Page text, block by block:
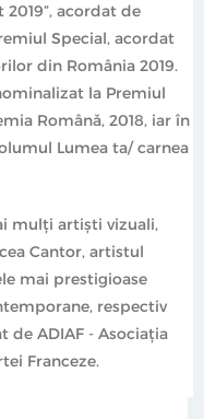
acordat de
Special, acordat
din România 2019.
la Premiul
Română, 2018, iar în
Lumea ta/ carnea
mulți artiști vizuali,
Cantor, artistul
mai prestigioase
respectiv
de ADIAF - Asociația
Franceze.